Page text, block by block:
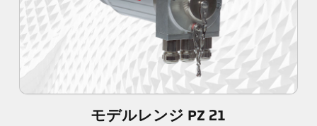
モデルレンジ PZ 21